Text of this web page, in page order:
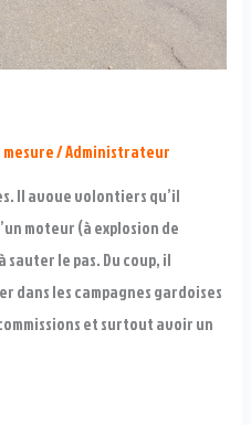
/Administrateur
Il avoue volontiers qu’il
moteur (à explosion de
sauter le pas. Du coup, il
dans les campagnes gardoises
et surtout avoir un